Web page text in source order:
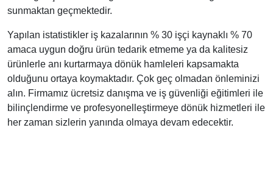
sunmaktan geçmektedir.
Yapılan istatistikler iş kazalarının % 30 işçi kaynaklı % 70
amaca uygun doğru ürün tedarik etmeme ya da kalitesiz
ürünlerle anı kurtarmaya dönük hamleleri kapsamakta
olduğunu ortaya koymaktadır. Çok geç olmadan önleminizi
alın. Firmamız ücretsiz danışma ve iş güvenliği eğitimleri ile
bilinçlendirme ve profesyonelleştirmeye dönük hizmetleri ile
her zaman sizlerin yanında olmaya devam edecektir.